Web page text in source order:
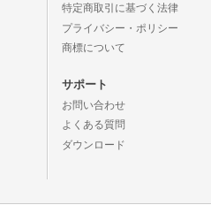
特定商取引に基づく法律
プライバシー・ポリシー
商標について
サポート
お問い合わせ
よくある質問
ダウンロード